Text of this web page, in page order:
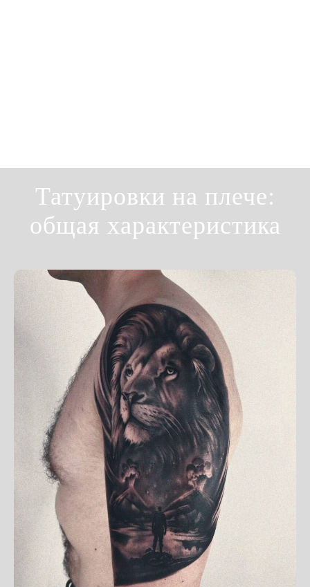
Татуировки на плече:
общая характеристика